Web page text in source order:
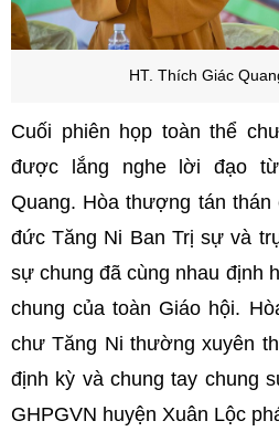
HT. Thích Giác
Cuối phiên họp toàn thể
được lắng nghe lời đạo
Quang. Hòa thượng tán
đức Tăng Ni Ban Trị sự và
sự chung đã cùng nhau định
chung của toàn Giáo hội.
chư Tăng Ni thường xuyên
định kỳ và chung tay chung
GHPGVN huyện Xuân Lộc